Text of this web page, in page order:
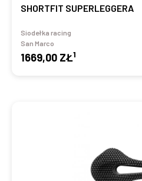
SHORTFIT SUPERLEGGERA
Siodełka racing
San Marco
1669,00 ZŁ1